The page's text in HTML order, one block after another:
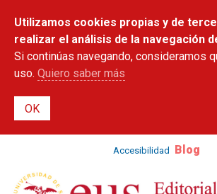
contenido
principal
Utilizamos cookies propias y de
realizar el análisis de la navegación
Si continúas navegando, consideramos
uso. Quiero saber más
Accesibilidad Blog